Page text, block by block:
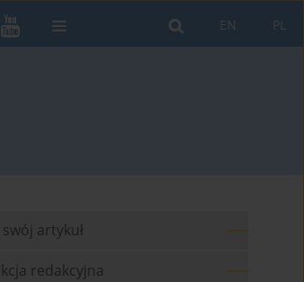
PL
EN
artykuł
redakcyjna